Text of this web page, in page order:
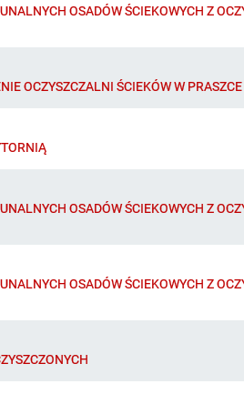
OSADÓW ŚCIEKOWYCH Z
OCZYSZCZALNI ŚCIEKÓW W PRASZCE
OSADÓW ŚCIEKOWYCH Z
OSADÓW ŚCIEKOWYCH Z